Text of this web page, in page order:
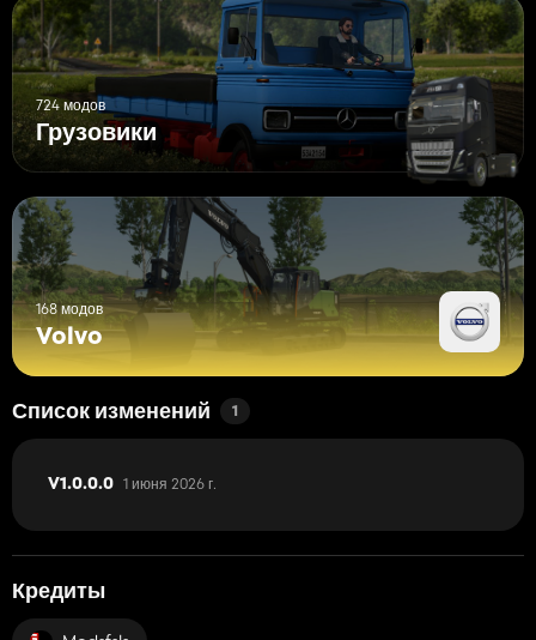
724 модов
Грузовики
168 модов
Volvo
Список изменений 1
V1.0.0.0 1 июня 2026 г.
Кредиты